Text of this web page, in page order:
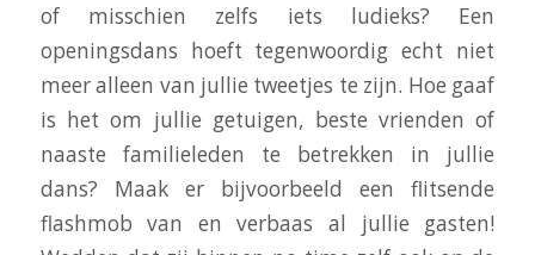
of misschien zelfs iets ludieks? Een
openingsdans hoeft tegenwoordig echt niet
meer alleen van jullie tweetjes te zijn. Hoe gaaf
is het om jullie getuigen, beste vrienden of
naaste familieleden te betrekken in jullie
dans? Maak er bijvoorbeeld een flitsende
flashmob van en verbaas al jullie gasten!